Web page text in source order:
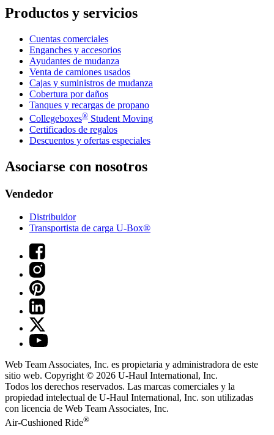
Productos y servicios
Cuentas comerciales
Enganches y accesorios
Ayudantes de mudanza
Venta de camiones usados
Cajas y suministros de mudanza
Cobertura por daños
Tanques y recargas de propano
Collegeboxes® Student Moving
Certificados de regalos
Descuentos y ofertas especiales
Asociarse con nosotros
Vendedor
Distribuidor
Transportista de carga U-Box®
Web Team Associates, Inc. es propietaria y administradora de este
sitio web. Copyright © 2026 U-Haul International, Inc.
Todos los derechos reservados. Las marcas comerciales y la
propiedad intelectual de U-Haul International, Inc. son utilizadas
con licencia de Web Team Associates, Inc.
Air-Cushioned Ride®